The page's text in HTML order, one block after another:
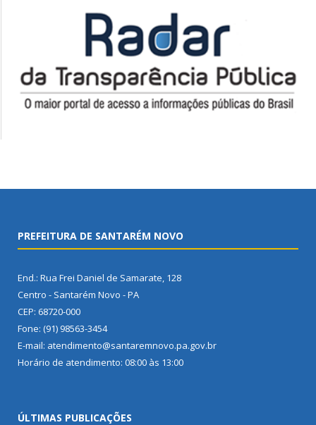
PREFEITURA DE SANTARÉM NOVO
End.: Rua Frei Daniel de Samarate, 128
Centro - Santarém Novo - PA
CEP: 68720-000
Fone: (91) 98563-3454
E-mail: atendimento@santaremnovo.pa.gov.br
Horário de atendimento: 08:00 às 13:00
ÚLTIMAS PUBLICAÇÕES